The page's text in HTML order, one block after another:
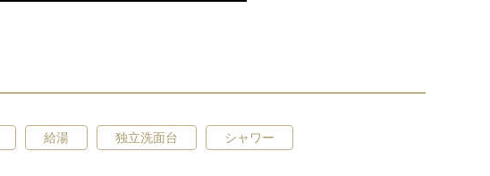
給湯 独立洗面台 シャワー